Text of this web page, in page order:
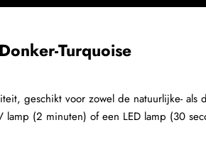
Turquoise
geschikt voor zowel de natuurlijke- als
(2 minuten) of een LED lamp (30